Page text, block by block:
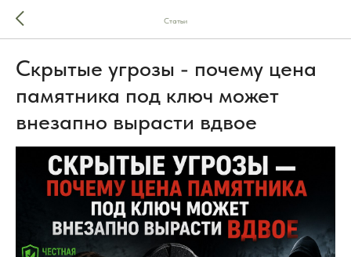
Статьи
Скрытые угрозы - почему цена
памятника под ключ может
внезапно вырасти вдвое